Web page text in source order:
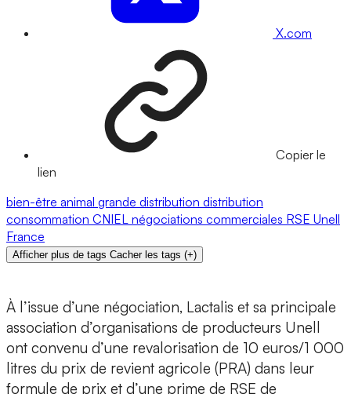
X.com
Copier le
lien
bien-être animal grande distribution distribution
consommation CNIEL négociations commerciales RSE Unell
France
Afficher plus de tags Cacher les tags (+)
À l’issue d’une négociation, Lactalis et sa principale
association d’organisations de producteurs Unell
ont convenu d’une revalorisation de 10 euros/1 000
litres du prix de revient agricole (PRA) dans leur
formule de prix et d’une prime de RSE de